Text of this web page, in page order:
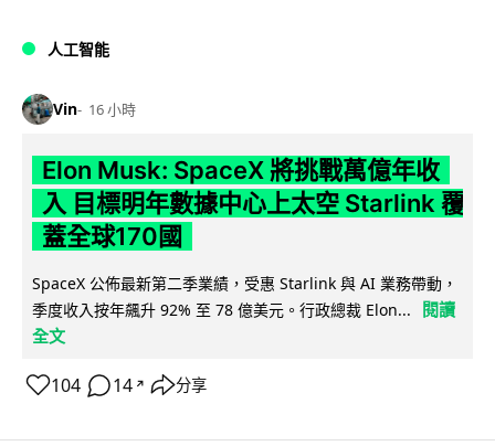
人工智能
Vin 16 小時
Elon Musk: SpaceX 將挑戰萬億年收
入 目標明年數據中心上太空 Starlink 覆
蓋全球170國
SpaceX 公佈最新第二季業績，受惠 Starlink 與 AI 業務帶動，
季度收入按年飆升 92% 至 78 億美元。行政總裁 Elon...
閱讀
全文
104 14 ↗ 分享